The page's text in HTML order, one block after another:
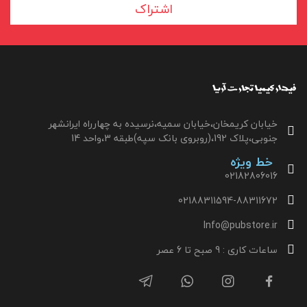
اشتراک
خیابان کریمخان،خیابان سمیه،نرسیده به چهارراه ایرانشهر
جنوبی،پلاک 192،(روبروی بانک سپه)طبقه 3،واحد 14
خط ویژه
02182806016
02188311594-88311672
Info@pubstore.ir
ساعات کاری : 9 صبح تا 6 عصر